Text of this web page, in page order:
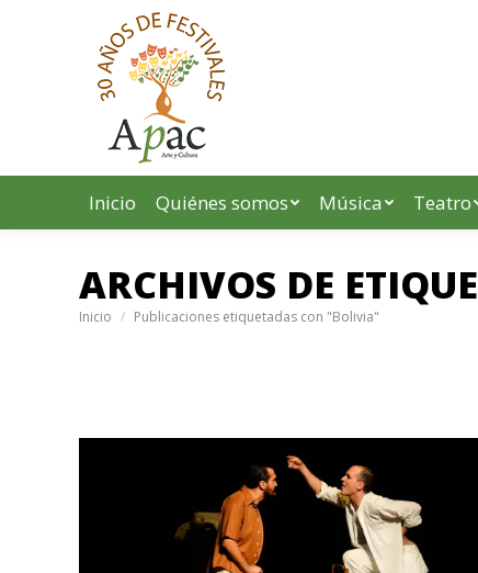
Inicio Quiénes somos Música Teatro
ARCHIVOS DE
Estás aquí:
Inicio Publicaciones etiquetadas con "Bolivia"